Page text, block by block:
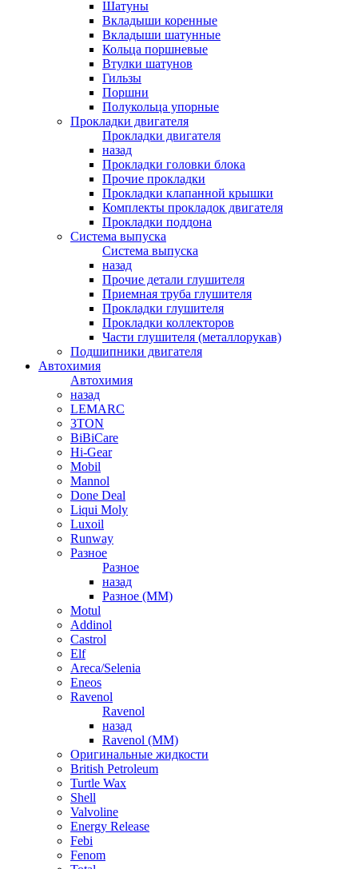
Шатуны
Вкладыши коренные
Вкладыши шатунные
Кольца поршневые
Втулки шатунов
Гильзы
Поршни
Полукольца упорные
Прокладки двигателя
Прокладки двигателя
назад
Прокладки головки блока
Прочие прокладки
Прокладки клапанной крышки
Комплекты прокладок двигателя
Прокладки поддона
Система выпуска
Система выпуска
назад
Прочие детали глушителя
Приемная труба глушителя
Прокладки глушителя
Прокладки коллекторов
Части глушителя (металлорукав)
Подшипники двигателя
Автохимия
Автохимия
назад
LEMARC
3TON
BiBiCare
Hi-Gear
Mobil
Mannol
Done Deal
Liqui Moly
Luxoil
Runway
Разное
Разное
назад
Разное (ММ)
Motul
Addinol
Castrol
Elf
Areca/Selenia
Eneos
Ravenol
Ravenol
назад
Ravenol (ММ)
Оригинальные жидкости
British Petroleum
Turtle Wax
Shell
Valvoline
Energy Release
Febi
Fenom